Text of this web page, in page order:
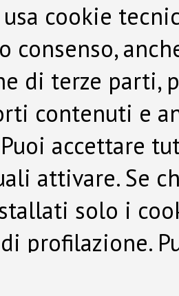
cookie
consenso,
di terze parti,
contenuti e
Puoi accettare
attivare. Se
solo i
profilazione.